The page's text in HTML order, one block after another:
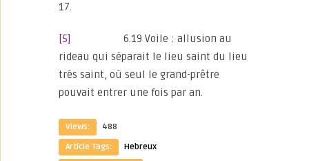
17.
[5]
6.19 Voile : allusion au
rideau qui séparait le lieu saint du lieu
très saint, où seul le grand-prêtre
pouvait entrer une fois par an.
Views:
488
Article Tags:
Hebreux